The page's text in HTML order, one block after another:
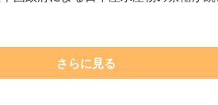
さらに見る